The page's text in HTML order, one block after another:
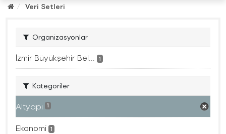
Veri Setleri
Organizasyonlar
İzmir Büyükşehir Bel... 1
Kategoriler
Altyapı 1
Ekonomi 1